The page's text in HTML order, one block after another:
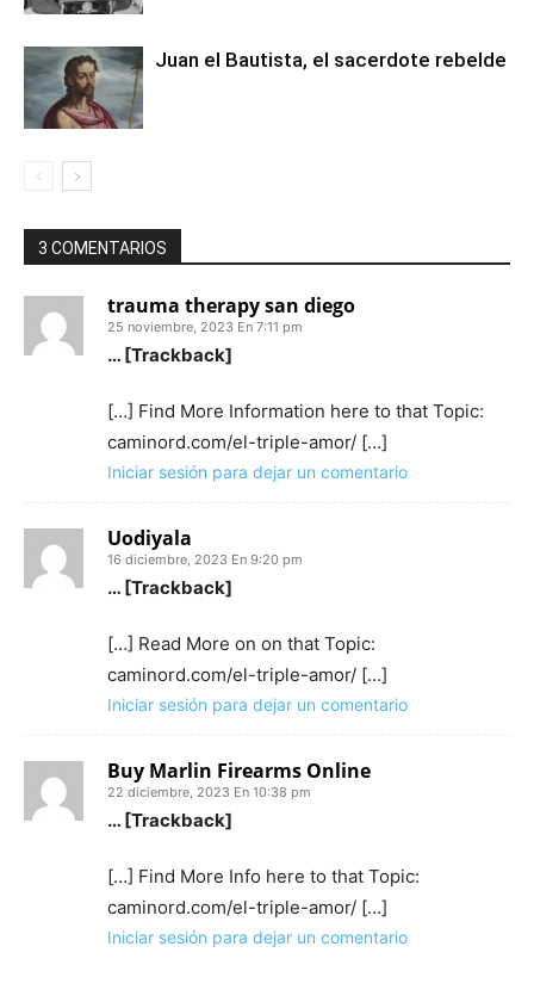
Juan el Bautista, el sacerdote rebelde
3 COMENTARIOS
trauma therapy san diego
25 noviembre, 2023 En 7:11 pm
… [Trackback]
[…] Find More Information here to that Topic:
caminord.com/el-triple-amor/ […]
Iniciar sesión para dejar un comentario
Uodiyala
16 diciembre, 2023 En 9:20 pm
… [Trackback]
[…] Read More on on that Topic:
caminord.com/el-triple-amor/ […]
Iniciar sesión para dejar un comentario
Buy Marlin Firearms Online
22 diciembre, 2023 En 10:38 pm
… [Trackback]
[…] Find More Info here to that Topic:
caminord.com/el-triple-amor/ […]
Iniciar sesión para dejar un comentario